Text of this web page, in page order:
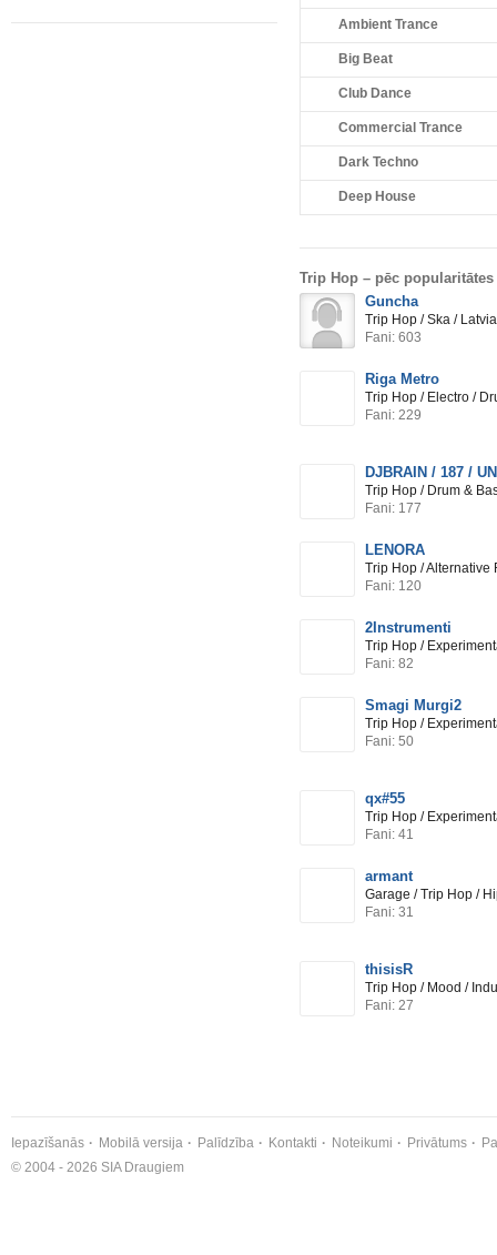
Ambient Trance
Big Beat
Club Dance
Commercial Trance
Dark Techno
Deep House
Trip Hop – pēc popularitātes
Guncha
Trip Hop / Ska /
Fani: 603
Riga Metro
Trip Hop / Electro /
Fani: 229
DJBRAIN / 187 /
Trip Hop / Drum &
Fani: 177
LENORA
Trip Hop / Alternative
Fani: 120
2Instrumenti
Trip Hop /
Fani: 82
Smagi Murgi2
Trip Hop /
Fani: 50
qx#55
Trip Hop /
Fani: 41
armant
Garage / Trip Hop /
Fani: 31
thisisR
Trip Hop / Mood /
Fani: 27
Iepazīšanās Mobilā versija Palīdzība Kontakti Noteikumi Privātums
© 2004 - 2026 SIA Draugiem